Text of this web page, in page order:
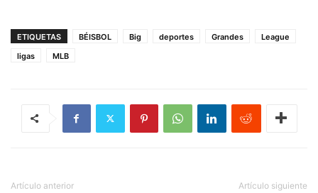
ETIQUETAS BÉISBOL Big deportes Grandes
League
ligas
MLB
Artículo anterior Artículo siguiente